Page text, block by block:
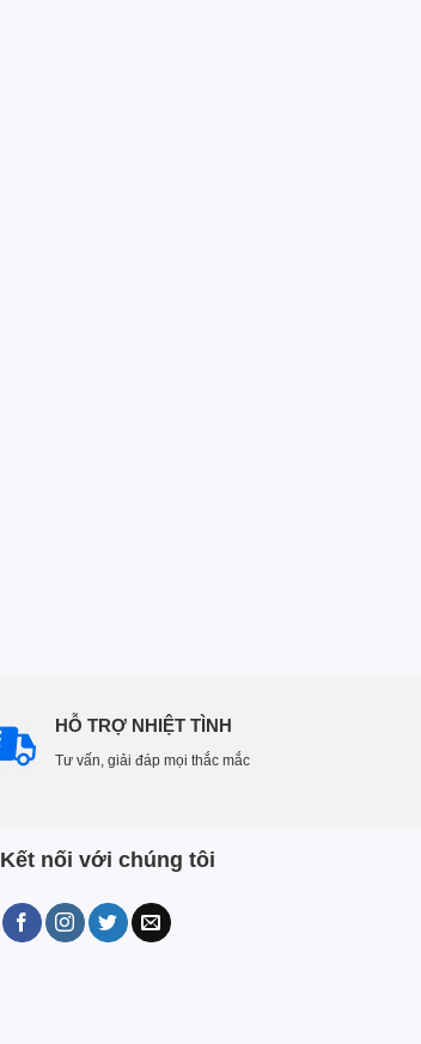
HỖ TRỢ NHIỆT TÌNH
Tư vấn, giải đáp mọi thắc mắc
Kết nối với chúng tôi